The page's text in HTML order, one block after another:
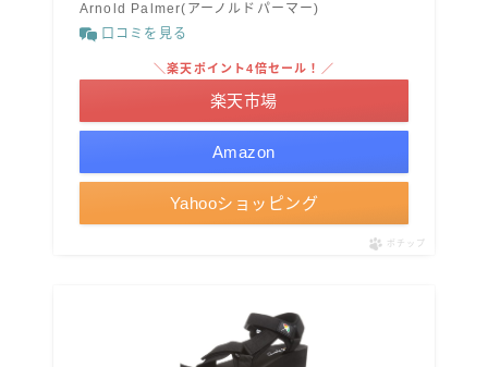
Arnold Palmer(アーノルドパーマー)
口コミを見る
Amazon
＼楽天ポイント4倍セール！／
楽天市場
Yahooショッピング
ポチップ